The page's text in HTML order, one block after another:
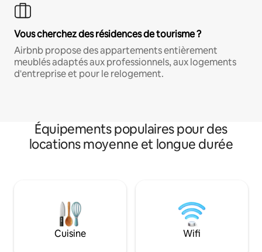
Vous cherchez des résidences de tourisme ?
Airbnb propose des appartements entièrement
meublés adaptés aux professionnels, aux logements
d'entreprise et pour le relogement.
Équipements populaires pour des
locations moyenne et longue durée
Cuisine Wifi